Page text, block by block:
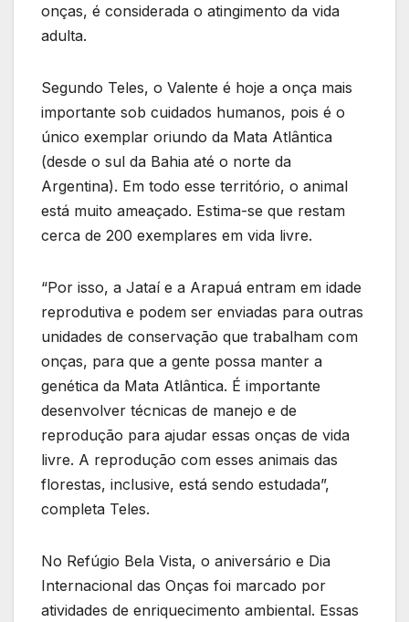
onças, é considerada o atingimento da vida
adulta.
Segundo Teles, o Valente é hoje a onça mais
importante sob cuidados humanos, pois é o
único exemplar oriundo da Mata Atlântica
(desde o sul da Bahia até o norte da
Argentina). Em todo esse território, o animal
está muito ameaçado. Estima-se que restam
cerca de 200 exemplares em vida livre.
“Por isso, a Jataí e a Arapuá entram em idade
reprodutiva e podem ser enviadas para outras
unidades de conservação que trabalham com
onças, para que a gente possa manter a
genética da Mata Atlântica. É importante
desenvolver técnicas de manejo e de
reprodução para ajudar essas onças de vida
livre. A reprodução com esses animais das
florestas, inclusive, está sendo estudada”,
completa Teles.
No Refúgio Bela Vista, o aniversário e Dia
Internacional das Onças foi marcado por
atividades de enriquecimento ambiental. Essas